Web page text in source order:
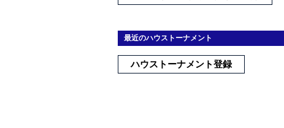
最近のハウストーナメント
ハウストーナメント登録